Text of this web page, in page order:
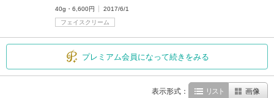
40g・6,600円
2017/6/1
フェイスクリーム
プレミアム会員になって続きをみる
表示形式： リスト 画像